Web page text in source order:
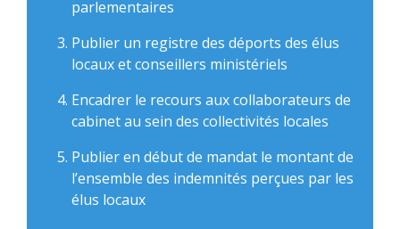
parlementaires
Publier un registre des déports des élus
locaux et conseillers ministériels
Encadrer le recours aux collaborateurs de
cabinet au sein des collectivités locales
Publier en début de mandat le montant de
l’ensemble des indemnités perçues par les
élus locaux